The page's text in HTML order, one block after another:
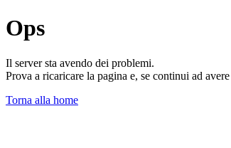
Ops
Il server sta avendo dei problemi.
Prova a ricaricare la pagina e, se continui ad
Torna alla home